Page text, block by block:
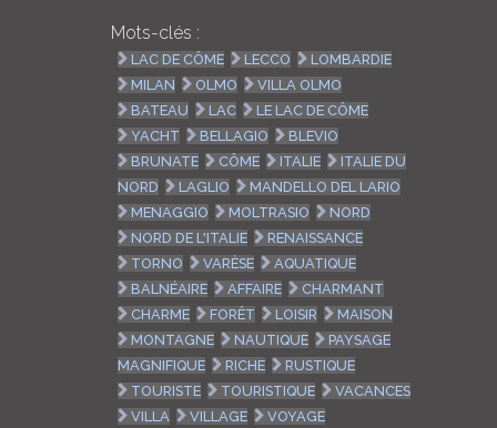
Mots-clés :
LAC DE CÔME LECCO
LOMBARDIE
MILAN
OLMO
VILLA OLMO
BATEAU
LAC
LE LAC DE CÔME
YACHT
BELLAGIO
BLEVIO
BRUNATE
CÔME ITALIE
ITALIE DU
NORD
LAGLIO
MANDELLO DEL LARIO
MENAGGIO
MOLTRASIO
NORD
NORD DE L'ITALIE
RENAISSANCE
TORNO
VARÈSE
AQUATIQUE
BALNÉAIRE
AFFAIRE
CHARMANT
CHARME
FORÊT LOISIR
MAISON
MONTAGNE
NAUTIQUE
PAYSAGE
MAGNIFIQUE
RICHE
RUSTIQUE
TOURISTE
TOURISTIQUE
VACANCES
VILLA
VILLAGE VOYAGE